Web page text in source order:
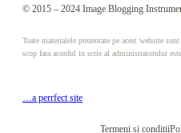
© 2015 – 2024 Image Blogging
Toate materialele prezentate pe acest website
scop fara acordul in scris al administratorului
…a perrfect site
Termeni și condiții